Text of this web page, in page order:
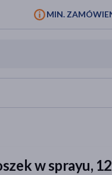
MIN.
w sprayu,